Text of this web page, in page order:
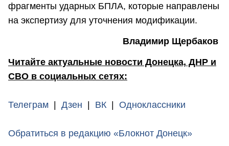
фрагменты ударных БПЛА, которые направлены
на экспертизу для уточнения модификации.
Владимир Щербаков
Читайте актуальные новости Донецка, ДНР и
СВО в социальных сетях:
Телеграм Дзен ВК Одноклассники
Обратиться в редакцию «Блокнот Донецк»